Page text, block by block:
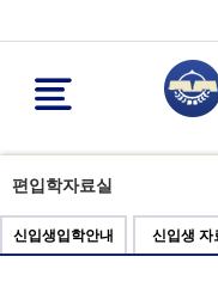
편입학자료실
신입생입학안내 신입생 자